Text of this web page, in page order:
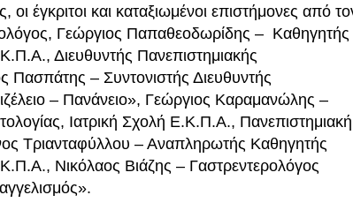
έγκριτοι και καταξιωμένοι επιστήμονες από
Γεώργιος Παπαθεοδωρίδης – Καθηγητής
Διευθυντής Πανεπιστημιακής
Πασπάτης – Συντονιστής Διευθυντής
– Πανάνειο», Γεώργιος Καραμανώλης –
Ιατρική Σχολή Ε.Κ.Π.Α., Πανεπιστημιακή
Τριανταφύλλου – Αναπληρωτής Καθηγητής
Νικόλαος Βιάζης – Γαστρεντερολόγος